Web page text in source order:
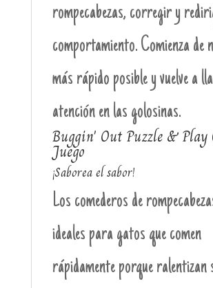
rompecabezas, corregir y
comportamiento. Comienza de
más rápido posible y vuelve a
atención en las golosinas.
Buggin' Out Puzzle & Play
Juego
¡Saborea el sabor!
Los comederos de
ideales para gatos que comen
rápidamente porque